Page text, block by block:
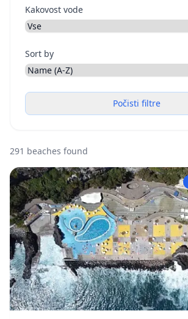
Kakovost vode
Sort by
Počisti filtre
291 beaches found